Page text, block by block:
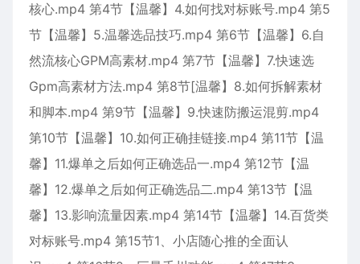
核心.mp4 第4节【温馨】4.如何找对标账号.mp4 第5
节【温馨】5.温馨选品技巧.mp4 第6节【温馨】6.自
然流核心GPM高素材.mp4 第7节【温馨】7.快速选
Gpm高素材方法.mp4 第8节[温馨】8.如何拆解素材
和脚本.mp4 第9节【温馨】9.快速防搬运混剪.mp4
第10节【温馨】10.如何正确挂链接.mp4 第11节【温
馨】11.爆单之后如何正确选品一.mp4 第12节【温
馨】12.爆单之后如何正确选品二.mp4 第13节【温
馨】13.影响流量因素.mp4 第14节【温馨】14.百货类
对标账号.mp4 第15节1、小店随心推的全面认